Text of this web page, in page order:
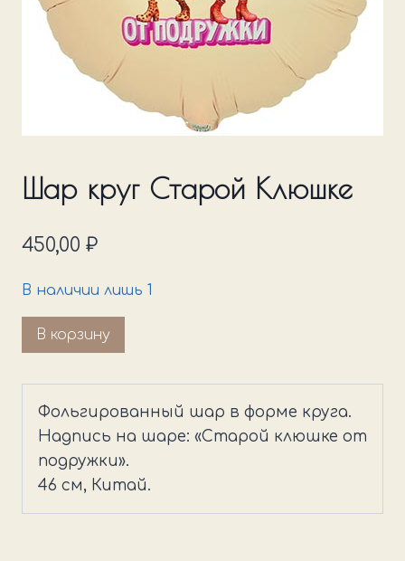
Шар круг Старой Клюшке
450,00 ₽
В наличии лишь 1
Количество
товара
круг
Старой
Клюшке
В корзину
Фольгированный шар в форме круга.
Надпись на шаре: «Старой клюшке от
подружки».
46 см, Китай.